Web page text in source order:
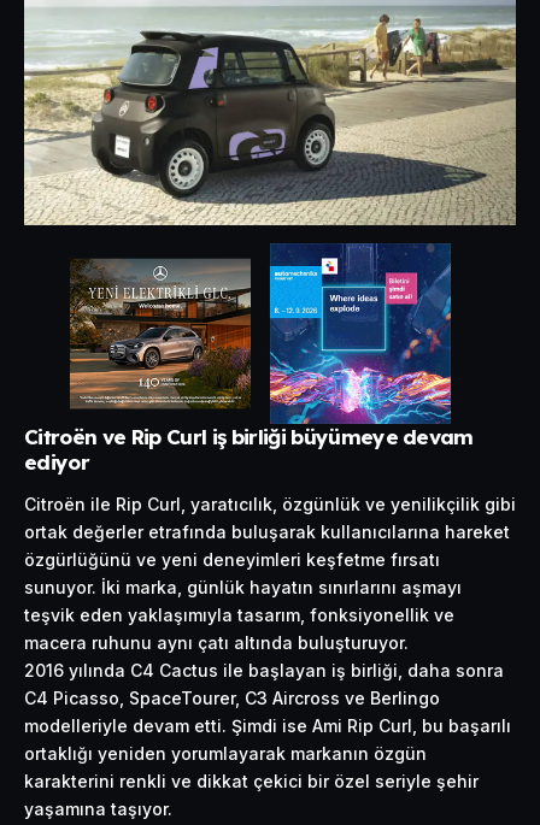
Citroën ve Rip Curl iş birliği büyümeye devam
ediyor
Citroën ile Rip Curl, yaratıcılık, özgünlük ve yenilikçilik gibi
ortak değerler etrafında buluşarak kullanıcılarına hareket
özgürlüğünü ve yeni deneyimleri keşfetme fırsatı
sunuyor. İki marka, günlük hayatın sınırlarını aşmayı
teşvik eden yaklaşımıyla tasarım, fonksiyonellik ve
macera ruhunu aynı çatı altında buluşturuyor.
2016 yılında C4 Cactus ile başlayan iş birliği, daha sonra
C4 Picasso, SpaceTourer, C3 Aircross ve Berlingo
modelleriyle devam etti. Şimdi ise Ami Rip Curl, bu başarılı
ortaklığı yeniden yorumlayarak markanın özgün
karakterini renkli ve dikkat çekici bir özel seriyle şehir
yaşamına taşıyor.